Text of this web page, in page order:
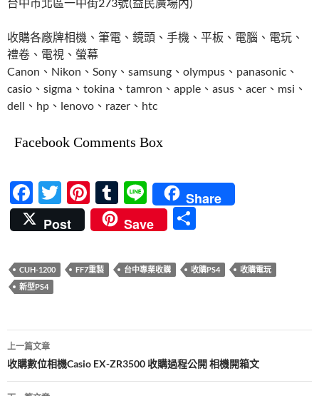
收購各廠牌相機、筆電、鏡頭、手機、平板、電腦、電玩、
禮卷、電視、螢幕
Canon、Nikon、Sony、samsung、olympus、panasonic、
casio、sigma、tokina、tamron、apple、asus、acer、msi、
dell、hp、lenovo、razer、htc
Facebook Comments Box
F
ac
e
b
o
k
T
w
itt
er
Pi
nt
er
es
t
T
u
m
bl
r
Li
n
e
Share
Post
Save
CUH-1200 FF7重製 台中專業收購 收購PS4
收購電玩
新型PS4
文
章
導
上一篇文章
收購數位相機Casio EX-ZR3500 收購過程公開 相機開箱文